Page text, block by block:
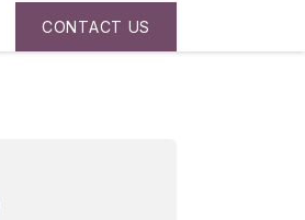
CONTACT US